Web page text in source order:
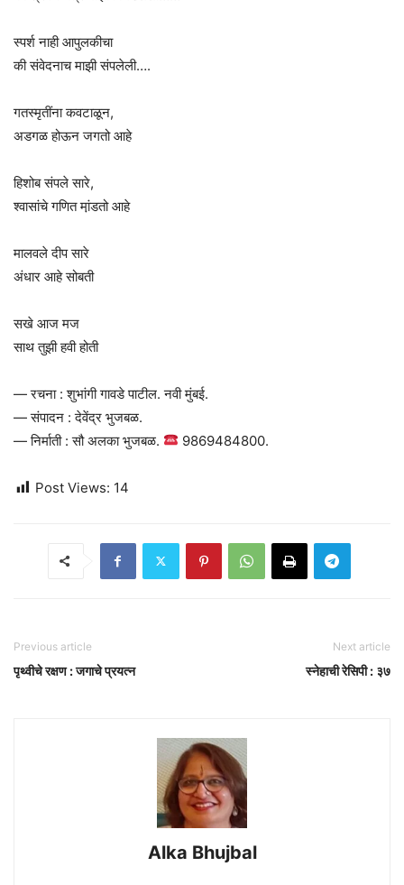
स्पर्श नाही आपुलकीचा
की संवेदनाच माझी संपलेली….
गतस्मृतींना कवटाळून,
अडगळ होऊन जगतो आहे
हिशोब संपले सारे,
श्वासांचे गणित मा़ंडतो आहे
मालवले दीप सारे
अंधार आहे सोबती
सखे आज मज
साथ तुझी हवी होती
— रचना : शुभांगी गावडे पाटील. नवी मुंबई.
— संपादन : देवेंद्र भुजबळ.
— निर्माती : सौ अलका भुजबळ.
9869484800.
Post Views: 14
Previous article
पृथ्वीचे रक्षण : जगाचे प्रयत्न
Next article
स्नेहाची रेसिपी : ३७
Alka Bhujbal